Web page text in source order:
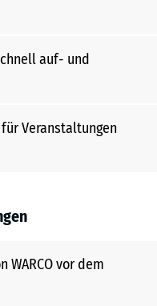
auf- und
Veranstaltungen
WARCO vor dem